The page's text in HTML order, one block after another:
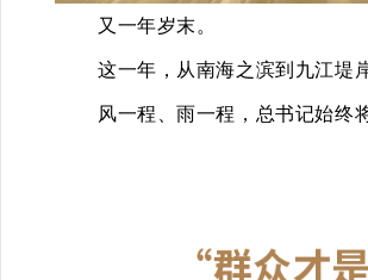
又一年岁末。
这一年，从南海之滨到九江堤
风一程、雨一程，总书记始终